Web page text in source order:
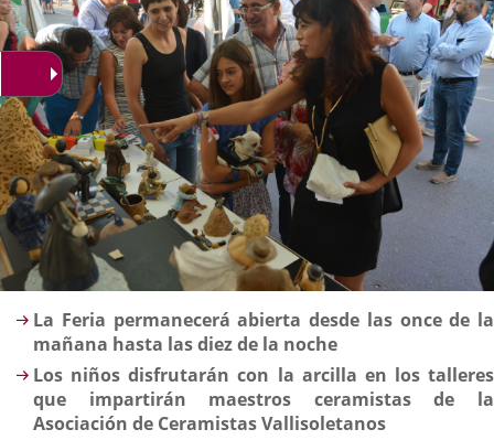
Descripción
La Feria permanecerá abierta desde las once de la
mañana hasta las diez de la noche
Los niños disfrutarán con la arcilla en los talleres
que impartirán maestros ceramistas de la
Asociación de Ceramistas Vallisoletanos